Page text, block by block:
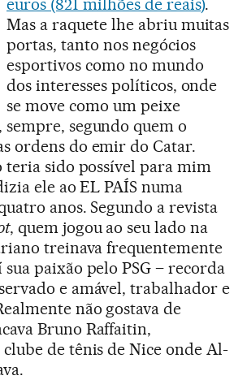
Mas a raquete lhe abriu muitas
portas, tanto nos negócios
esportivos como no mundo
dos interesses políticos, onde
se move como um peixe
sempre, segundo quem o
ordens do emir do Catar.
teria sido possível para mim
ele ao EL PAÍS numa
anos. Segundo a revista
, quem jogou ao seu lado na
treinava frequentemente
paixão pelo PSG – recorda
e amável, trabalhador e
não gostava de
Bruno Raffaitin,
de tênis de Nice onde Al-